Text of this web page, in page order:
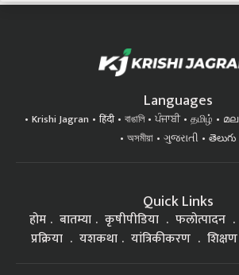
Languages
Krishi Jagran हिंदी বাঙালি ਪੰਜਾਬੀ தமிழ்
অসমীয়া
ગુજરાતી తెలుగు
Quick Links
होम बातम्या कृषीपीडिया फलोत्पादन
प्रक्रिया
यशकथा यांत्रिकीकरण शिक्षण